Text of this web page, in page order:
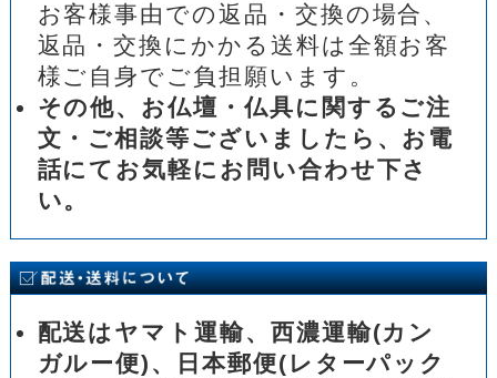
お客様事由での返品・交換の場合、
返品・交換にかかる送料は全額お客
様ご自身でご負担願います。
その他、お仏壇・仏具に関するご注
文・ご相談等ございましたら、お電
話にてお気軽にお問い合わせ下さ
い。
配送はヤマト運輸、西濃運輸(カン
ガルー便)、日本郵便(レターパック